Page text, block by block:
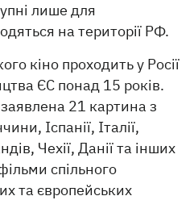
лише для
на території РФ.
кіно проходить у Росії
ЄС понад 15 років.
21 картина з
Іспанії, Італії,
Чехії, Данії та інших
спільного
та європейських